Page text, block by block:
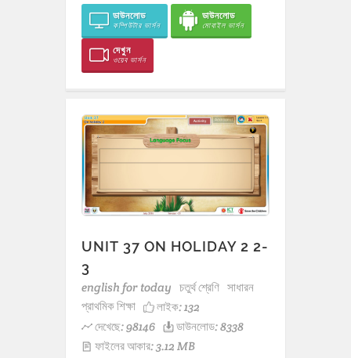
ডাউনলোড
কম্পিউটার ভার্সন
ডাউনলোড
মোবাইল ভার্সন
দেখুন
ওয়েব ভার্সন
UNIT 37 ON HOLIDAY 2 2-
3
english for today চতুর্থ শ্রেণি সাধারন
প্রাথমিক শিক্ষা
লাইক:132
দেখেছে: 98146
ডাউনলোড: 8338
ফাইলের আকার: 3.12 MB